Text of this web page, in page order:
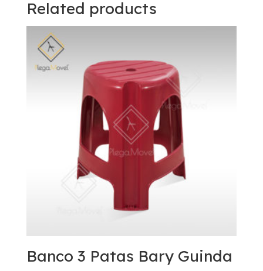
Related products
Banco 3 Patas Bary Guinda